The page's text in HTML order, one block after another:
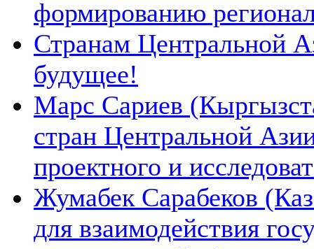
формированию
Странам Центральной
будущее!
Марс Сариев
стран Центральной
проектного и
Жумабек Сарабеков
для взаимодействия